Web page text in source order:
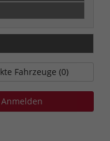
Fahrzeuge (0)
Anmelden